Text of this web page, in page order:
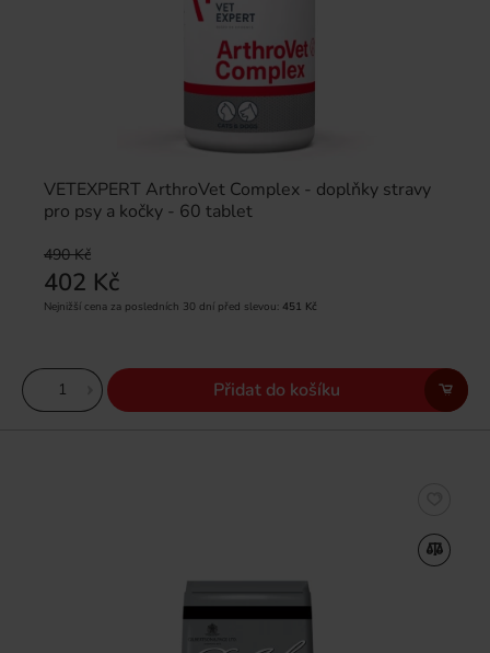
VETEXPERT ArthroVet Complex - doplňky stravy
pro psy a kočky - 60 tablet
490 Kč
402 Kč
Nejnižší cena za posledních 30 dní před slevou: 451 Kč
Přidat do košíku